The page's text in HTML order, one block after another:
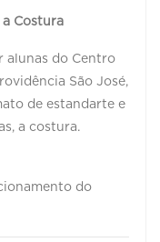
a Costura
alunas do Centro
São José,
de estandarte e
a costura.
do